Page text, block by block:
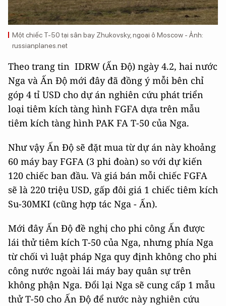
Một chiếc T-50 tại sân bay Zhukovsky, ngoại ô Moscow - Ảnh:
russianplanes.net
Theo trang tin IDRW (Ấn Độ) ngày 4.2, hai nước
Nga và Ấn Độ mới đây đã đồng ý mỗi bên chỉ
góp 4 tỉ USD cho dự án nghiên cứu phát triển
loại tiêm kích tàng hình FGFA dựa trên mẫu
tiêm kích tàng hình PAK FA T-50 của Nga.
Như vậy Ấn Độ sẽ đặt mua từ dự án này khoảng
60 máy bay FGFA (3 phi đoàn) so với dự kiến
120 chiếc ban đầu. Và giá bán mỗi chiếc FGFA
sẽ là 220 triệu USD, gấp đôi giá 1 chiếc tiêm kích
Su-30MKI (cũng hợp tác Nga - Ấn).
Mới đây Ấn Độ đề nghị cho phi công Ấn được
lái thử tiêm kích T-50 của Nga, nhưng phía Nga
từ chối vì luật pháp Nga quy định không cho phi
công nước ngoài lái máy bay quân sự trên
không phận Nga. Đổi lại Nga sẽ cung cấp 1 mẫu
thử T-50 cho Ấn Độ để nước này nghiên cứu